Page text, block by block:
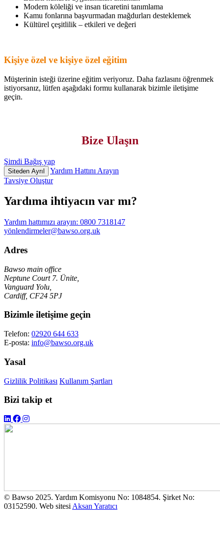
Modern köleliği ve insan ticaretini tanımlama
Kamu fonlarına başvurmadan mağdurları desteklemek
Kültürel çeşitlilik – etkileri ve değeri
Kişiye özel ve kişiye özel eğitim
Müşterinin isteği üzerine eğitim veriyoruz. Daha fazlasını öğrenmek
istiyorsanız, lütfen aşağıdaki formu kullanarak bizimle iletişime
geçin.
Bize Ulaşın
Şimdi Bağış yap
Siteden Ayrıl
Yardım Hattını Arayın
Tavsiye Oluştur
Yardıma ihtiyacın var mı?
Yardım hattımızı arayın: 0800 7318147
yönlendirmeler@bawso.org.uk
Adres
Bawso main office
Neptune Court 7. Ünite,
Vanguard Yolu,
Cardiff, CF24 5PJ
Bizimle iletişime geçin
Telefon: 02920 644 633
E-posta: info@bawso.org.uk
Yasal
Gizlilik Politikası Kullanım Şartları
Bizi takip et
© Bawso 2025. Yardım Komisyonu No: 1084854. Şirket No:
03152590. Web sitesi Aksan Yaratıcı